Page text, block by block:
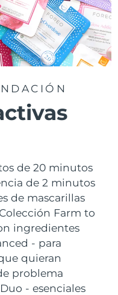
de 20 minutos
de 2 minutos
de mascarillas
Colección Farm to
ingredientes
- para
quieran
problema
- esenciales